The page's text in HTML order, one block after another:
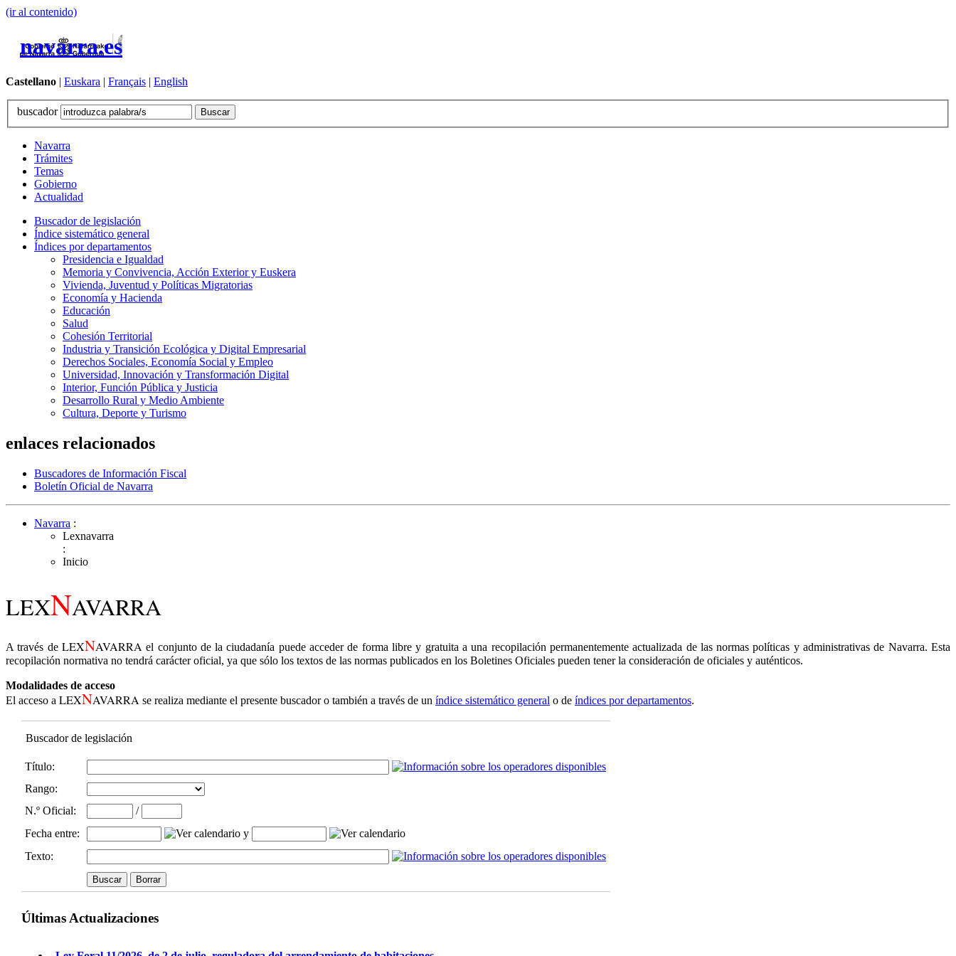
(ir al contenido)
navarra.es
Castellano | Euskara | Français | English
buscador
Navarra
Trámites
Temas
Gobierno
Actualidad
Buscador de legislación
Índice sistemático general
Índices por departamentos
Presidencia e Igualdad
Memoria y Convivencia, Acción Exterior y Euskera
Vivienda, Juventud y Políticas Migratorias
Economía y Hacienda
Educación
Salud
Cohesión Territorial
Industria y Transición Ecológica y Digital Empresarial
Derechos Sociales, Economía Social y Empleo
Universidad, Innovación y Transformación Digital
Interior, Función Pública y Justicia
Desarrollo Rural y Medio Ambiente
Cultura, Deporte y Turismo
enlaces relacionados
Buscadores de Información Fiscal
Boletín Oficial de Navarra
Navarra :
Lexnavarra
:
Inicio
LEXNAVARRA
A través de LEXNAVARRA el conjunto de la ciudadanía puede acceder de forma libre y gratuita a una recopilación permanentemente actualizada de las normas políticas y administrativas de Navarra. Esta
recopilación normativa no tendrá carácter oficial, ya que sólo los textos de las normas publicados en los Boletines Oficiales pueden tener la consideración de oficiales y auténticos.
Modalidades de acceso
El acceso a LEXNAVARRA se realiza mediante el presente buscador o también a través de un índice sistemático general o de índices por departamentos.
Buscador de legislación
Título:
Rango:
N.º Oficial:
/
Fecha entre:
y
Texto:
Últimas Actualizaciones